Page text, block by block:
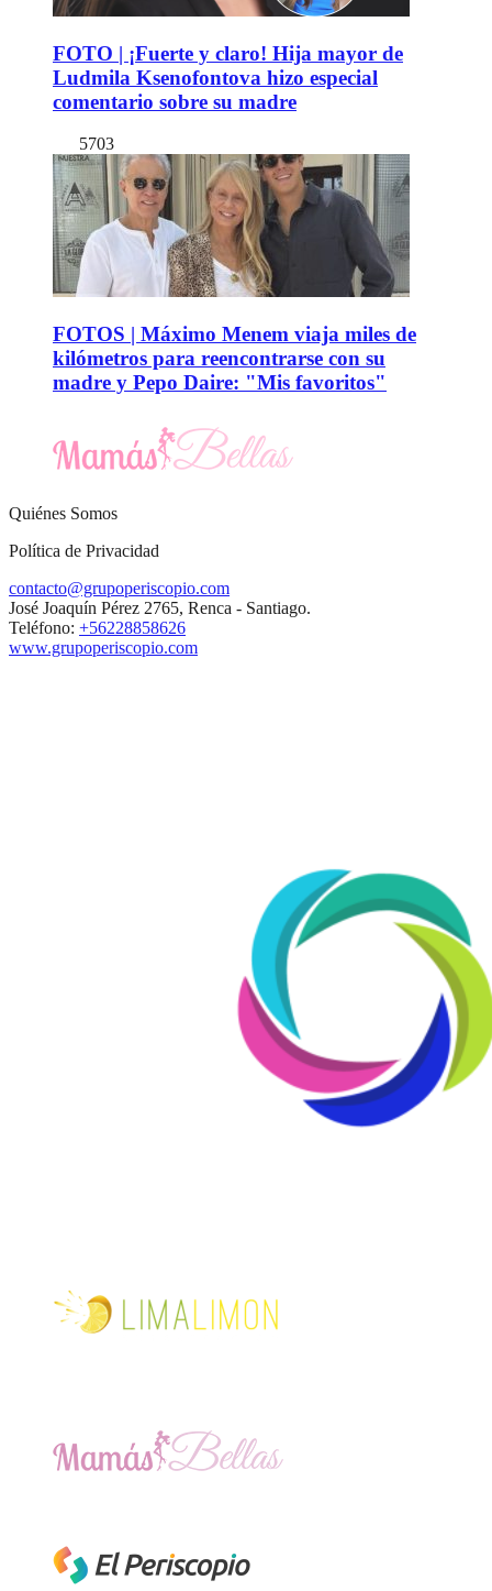
FOTO | ¡Fuerte y claro! Hija mayor de
Ludmila Ksenofontova hizo especial
comentario sobre su madre
5703
FOTOS | Máximo Menem viaja miles de
kilómetros para reencontrarse con su
madre y Pepo Daire: "Mis favoritos"
Quiénes Somos
Política de Privacidad
contacto@grupoperiscopio.com
José Joaquín Pérez 2765, Renca - Santiago.
Teléfono: +56228858626
www.grupoperiscopio.com